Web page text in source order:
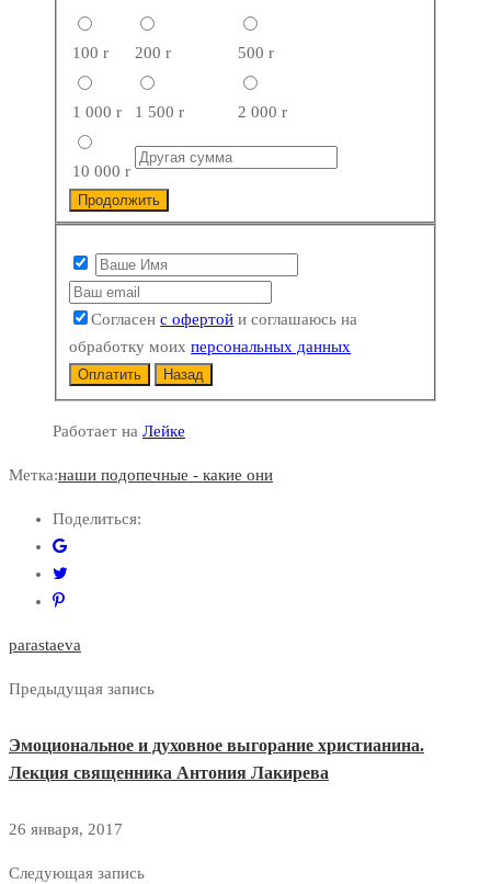
100r 200r 500r
1 000r 1 500r 2 000r
10 000r
Продолжить
Согласенс офертой и соглашаюсь на
обработку моихперсональных данных
Оплатить Назад
Работает на Лейке
Метка:наши подопечные - какие они
Поделиться:
parastaeva
Предыдущая запись
Эмоциональное и духовное выгорание христианина.
Лекция священника Антония Лакирева
26 января, 2017
Следующая запись